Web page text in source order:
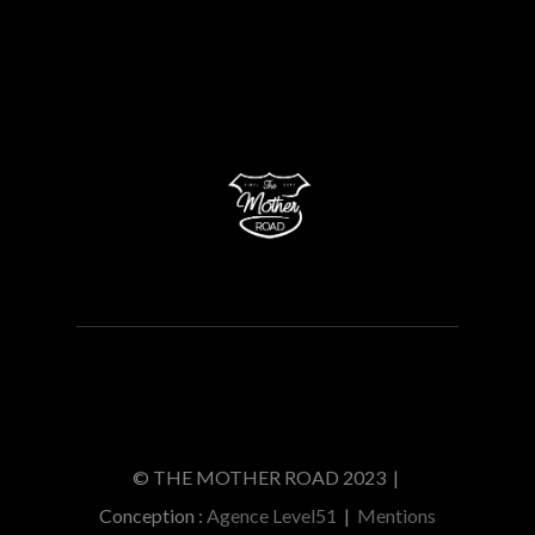
© THE MOTHER ROAD 2023 |
Conception : Agence Level51 | Mentions